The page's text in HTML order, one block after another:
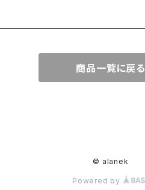
商品一覧に戻る
© alanek
Powered by